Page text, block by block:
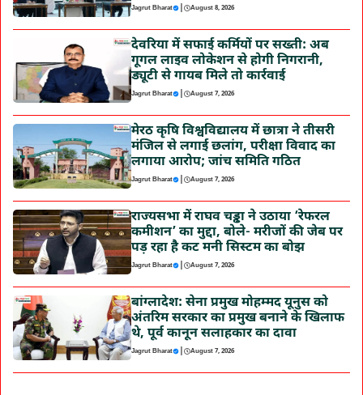
Jagrut Bharat | August 8, 2026
देवरिया में सफाई कर्मियों पर सख्ती: अब
गूगल लाइव लोकेशन से होगी निगरानी,
ड्यूटी से गायब मिले तो कार्रवाई
Jagrut Bharat | August 7, 2026
मेरठ कृषि विश्वविद्यालय में छात्रा ने तीसरी
मंजिल से लगाई छलांग, परीक्षा विवाद का
लगाया आरोप; जांच समिति गठित
Jagrut Bharat | August 7, 2026
राज्यसभा में राघव चड्ढा ने उठाया ‘रेफरल
कमीशन’ का मुद्दा, बोले- मरीजों की जेब पर
पड़ रहा है कट मनी सिस्टम का बोझ
Jagrut Bharat | August 7, 2026
बांग्लादेश: सेना प्रमुख मोहम्मद यूनुस को
अंतरिम सरकार का प्रमुख बनाने के खिलाफ
थे, पूर्व कानून सलाहकार का दावा
Jagrut Bharat | August 7, 2026